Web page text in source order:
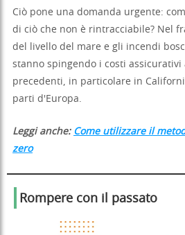
Ciò pone una domanda urgente:
di ciò che non è rintracciabile? Nel
del livello del mare e gli incendi
stanno spingendo i costi assicurativi
precedenti, in particolare in
parti d'Europa.
Leggi anche: Come utilizzare il
zero
Rompere con il passato